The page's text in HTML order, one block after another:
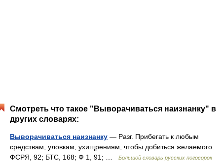
Смотреть что такое "Выворачиваться наизнанку" в
других словарях:
Выворачиваться наизнанку — Разг. Прибегать к любым
средствам, уловкам, ухищрениям, чтобы добиться желаемого.
ФСРЯ, 92; БТС, 168; Ф 1, 91; …
Большой словарь русских поговорок